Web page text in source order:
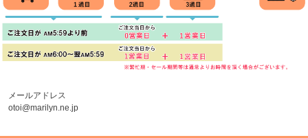
メールアドレス
otoi@marilyn.ne.jp